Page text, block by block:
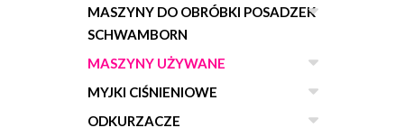
MASZYNY DO OBRÓBKI POSADZEK
SCHWAMBORN
MASZYNY UŻYWANE
MYJKI CIŚNIENIOWE
ODKURZACZE